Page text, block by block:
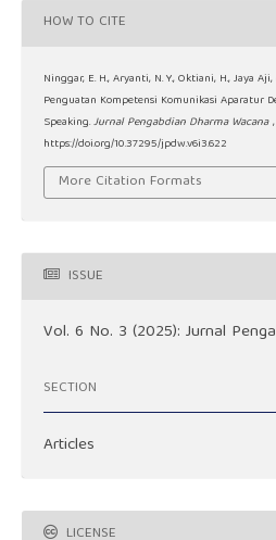
HOW TO CITE
Ninggar, E. H., Aryanti, N. Y., Oktiani, H., Jaya
Penguatan Kompetensi Komunikasi Aparatur
Speaking.Jurnal Pengabdian Dharma Wacana ,
https://doi.org/10.37295/jpdw.v6i3.622
More Citation Formats
ISSUE
Vol. 6 No. 3 (2025): Jurnal
SECTION
Articles
LICENSE